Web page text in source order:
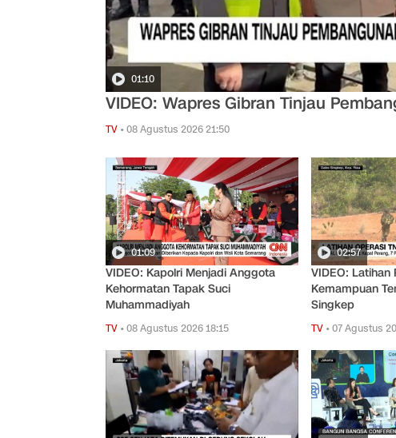
01:10
VIDEO: Wapres Gibran Tinjau
TV •08 Agustus 2026 21:50
01:09
VIDEO: Kapolri Menjadi Anggota
Kehormatan Tapak Suci
Muhammadiyah
TV •08 Agustus 2026 18:15
02:57
VIDEO: Latihan
Kemampuan
Singkep
TV •07 Agustus